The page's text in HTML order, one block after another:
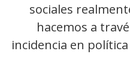
sociales
hacemos a
incidencia en